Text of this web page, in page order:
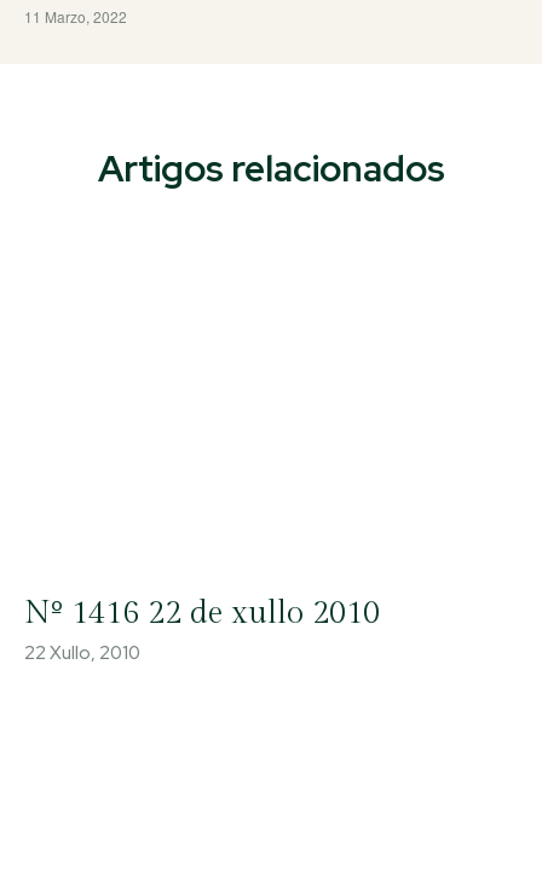
11 Marzo, 2022
Artigos relacionados
Nº 1416 22 de xullo 2010
22 Xullo, 2010